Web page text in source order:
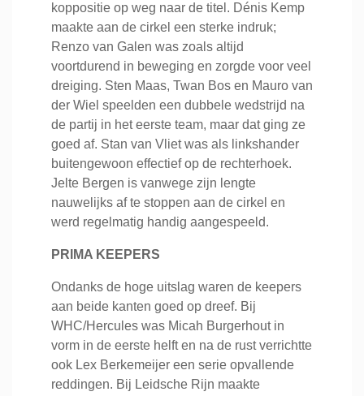
koppositie op weg naar de titel. Dénis Kemp
maakte aan de cirkel een sterke indruk;
Renzo van Galen was zoals altijd
voortdurend in beweging en zorgde voor veel
dreiging. Sten Maas, Twan Bos en Mauro van
der Wiel speelden een dubbele wedstrijd na
de partij in het eerste team, maar dat ging ze
goed af. Stan van Vliet was als linkshander
buitengewoon effectief op de rechterhoek.
Jelte Bergen is vanwege zijn lengte
nauwelijks af te stoppen aan de cirkel en
werd regelmatig handig aangespeeld.
PRIMA KEEPERS
Ondanks de hoge uitslag waren de keepers
aan beide kanten goed op dreef. Bij
WHC/Hercules was Micah Burgerhout in
vorm in de eerste helft en na de rust verrichtte
ook Lex Berkemeijer een serie opvallende
reddingen. Bij Leidsche Rijn maakte